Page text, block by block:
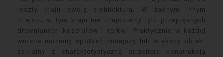
reszty kraju swoją architekturą. W żadnym innym
miejscu w tym kraju nie znajdziemy tylu przepięknych
drewnianych kościołów i cerkwi. Praktycznie w każdej
wiosce możemy spotkać mniejszy lub większy obiekt
sakralny z charakterystyczną strzelista konstrukcją